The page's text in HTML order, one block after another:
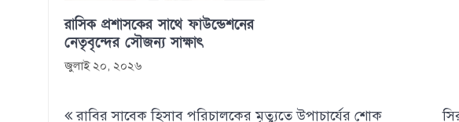
রাসিক প্রশাসকের সাথে ফাউন্ডেশনের
নেতৃবৃন্দের সৌজন্য সাক্ষাৎ
জুলাই ২০, ২০২৬
Post
রাবির সাবেক হিসাব পরিচালকের মৃত্যুতে উপাচার্যের শোক